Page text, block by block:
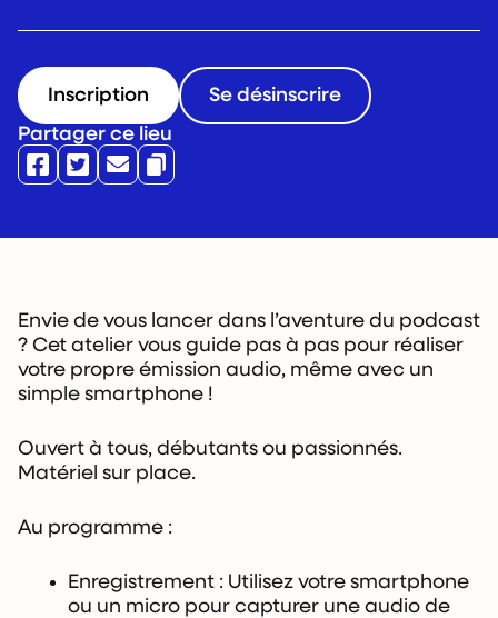
Partager ce lieu
Inscription Se désinscrire
Envie de vous lancer dans l’aventure du podcast
? Cet atelier vous guide pas à pas pour réaliser
votre propre émission audio, même avec un
simple smartphone !
Ouvert à tous, débutants ou passionnés.
Matériel sur place.
Au programme :
Enregistrement : Utilisez votre smartphone
ou un micro pour capturer une audio de